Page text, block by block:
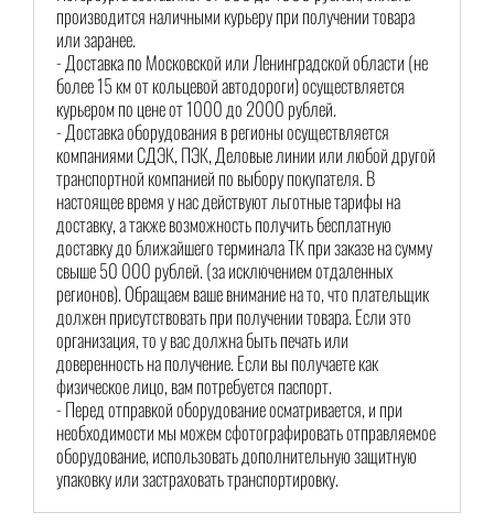
производится наличными курьеру при получении товара
или заранее.
- Доставка по Московской или Ленинградской области (не
более 15 км от кольцевой автодороги) осуществляется
курьером по цене от 1000 до 2000 рублей.
- Доставка оборудования в регионы осуществляется
компаниями СДЭК, ПЭК, Деловые линии или любой другой
транспортной компанией по выбору покупателя. В
настоящее время у нас действуют льготные тарифы на
доставку, а также возможность получить бесплатную
доставку до ближайшего терминала ТК при заказе на сумму
свыше 50 000 рублей. (за исключением отдаленных
регионов). Обращаем ваше внимание на то, что плательщик
должен присутствовать при получении товара. Если это
организация, то у вас должна быть печать или
доверенность на получение. Если вы получаете как
физическое лицо, вам потребуется паспорт.
- Перед отправкой оборудование осматривается, и при
необходимости мы можем сфотографировать отправляемое
оборудование, использовать дополнительную защитную
упаковку или застраховать транспортировку.